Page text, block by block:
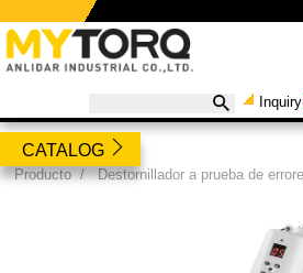
CATALOG
Producto/Destornillador a prueba de